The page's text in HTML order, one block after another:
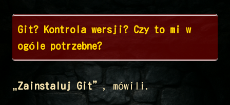
Git? Kontrola wersji? Czy to mi w
ogóle potrzebne?
„Zainstaluj Git”, mówili.